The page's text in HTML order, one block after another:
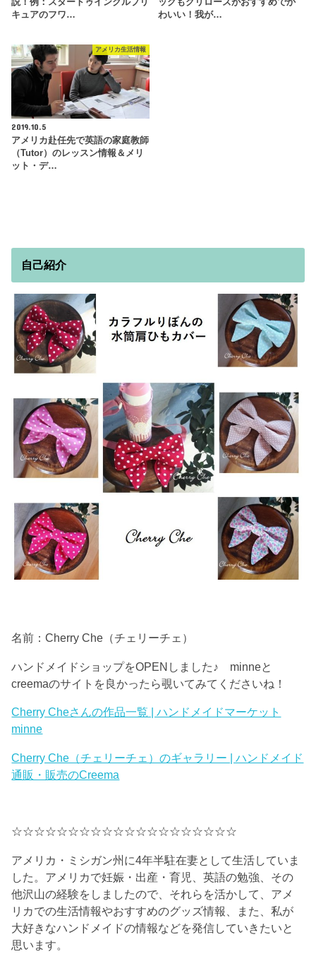
キュアのフワ…
わいい！我が…
アメリカ生活情報
2019.10.5
アメリカ赴任先で英語の家庭教師
（Tutor）のレッスン情報＆メリ
ット・デ…
自己紹介
名前：Cherry Che（チェリーチェ）
ハンドメイドショップをOPENしました♪ minneと
creemaのサイトを良かったら覗いてみてくださいね！
Cherry Cheさんの作品一覧 | ハンドメイドマーケット
minne
Cherry Che（チェリーチェ）のギャラリー | ハンドメイド
通販・販売のCreema
☆☆☆☆☆☆☆☆☆☆☆☆☆☆☆☆☆☆☆☆
アメリカ・ミシガン州に4年半駐在妻として生活していま
した。アメリカで妊娠・出産・育児、英語の勉強、その
他沢山の経験をしましたので、それらを活かして、アメ
リカでの生活情報やおすすめのグッズ情報、また、私が
大好きなハンドメイドの情報などを発信していきたいと
思います。